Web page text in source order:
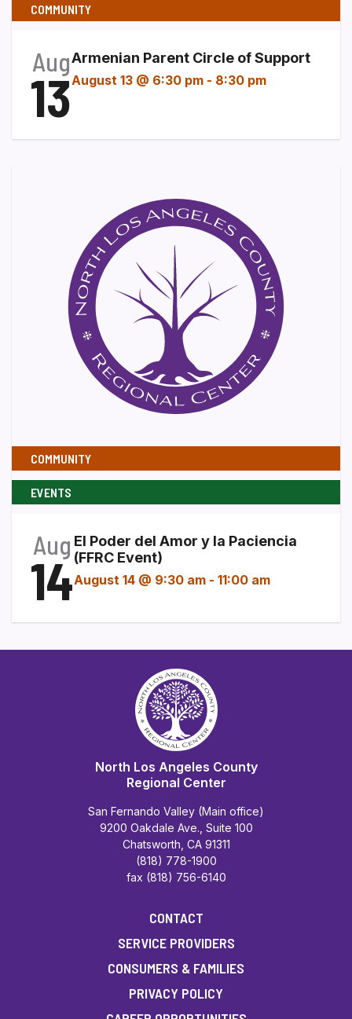
COMMUNITY
Aug
13
Armenian Parent Circle of Support
August 13 @ 6:30 pm - 8:30 pm
COMMUNITY
EVENTS
Aug
14
El Poder del Amor y la Paciencia
(FFRC Event)
August 14 @ 9:30 am - 11:00 am
North Los Angeles County
Regional Center
San Fernando Valley (Main office)
9200 Oakdale Ave., Suite 100
Chatsworth, CA 91311
(818) 778-1900
fax (818) 756-6140
CONTACT
SERVICE PROVIDERS
CONSUMERS & FAMILIES
PRIVACY POLICY